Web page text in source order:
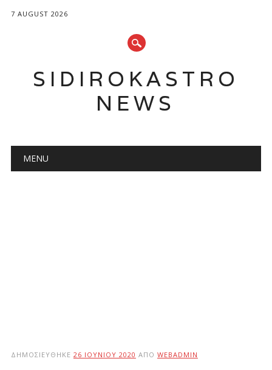
7 AUGUST 2026
SIDIROKASTRO
NEWS
Main menu
MENU
ΔΗΜΟΣΙΕΎΘΗΚΕ 26 ΙΟΥΝΊΟΥ 2020 ΑΠΌ WEBADMIN